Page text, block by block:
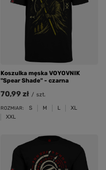
Koszulka męska VOYOVNIK
"Spear Shade" - czarna
70,99 zł / szt.
ROZMIAR: S M L
XL
XXL